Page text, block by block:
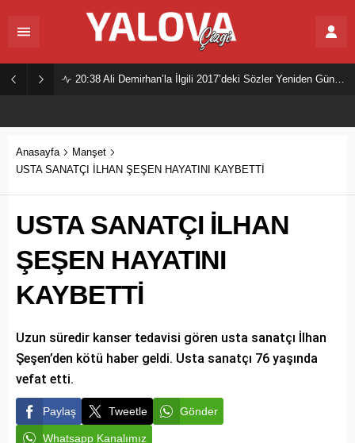
20:38 Ali Demirhan’la İlgili 2017’deki Sözler Yeniden Gündemde
Anasayfa
Manşet
USTA SANATÇI İLHAN ŞEŞEN HAYATINI KAYBETTİ
USTA SANATÇI İLHAN
ŞEŞEN HAYATINI
KAYBETTİ
Uzun süredir kanser tedavisi gören usta sanatçı İlhan
Şeşen’den kötü haber geldi. Usta sanatçı 76 yaşında
vefat etti.
Paylaş Tweetle Gönder
Whatsapp Kanalımız